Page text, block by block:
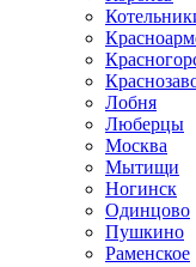
Лобня
Люберцы
Москва
Мытищи
Ногинск
Одинцово
Пушкино
Раменское